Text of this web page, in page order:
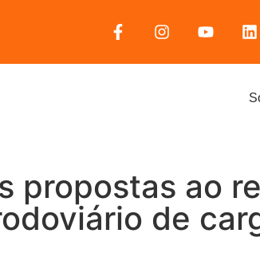
propostas ao
de